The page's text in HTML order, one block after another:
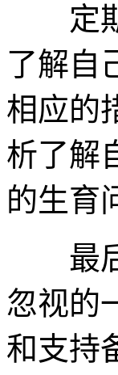
定期
了解自
相应的
析了解
的生育
最后
忽视的
和支持